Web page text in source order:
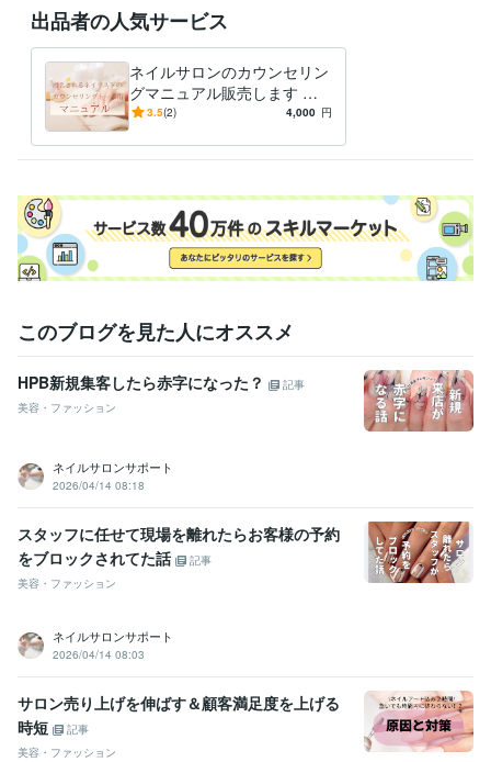
ビジネス代行・事務代行 ネイルサロンスタッフ技術研修代行
技術トレーニングカリキュラム作成
ネイル スクール
出品者の人気サービス
ネイルサロンのカウンセリン
グマニュアル販売します 作
業工程付きトークスクリプ
に
3.5(2) 4,000 円
このブログを見た人にオススメ
HPB新規集客したら赤字になった？
記事
美容・ファッション
ネイルサロンサポート
2026/04/14 08:18
スタッフに任せて現場を離れたらお客様の予約
をブロックされてた話
記事
美容・ファッション
ネイルサロンサポート
2026/04/14 08:03
サロン売り上げを伸ばす＆顧客満足度を上げる
時短
記事
美容・ファッション